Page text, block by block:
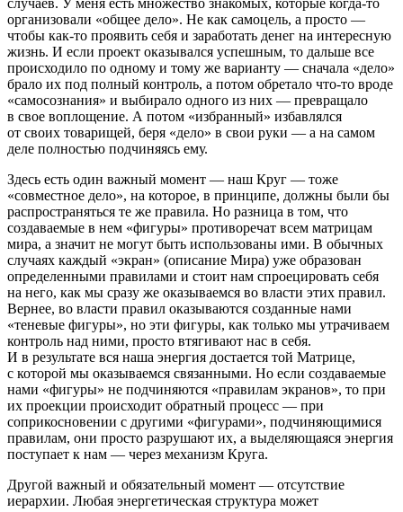
случаев. У меня есть множество знакомых, которые когда-то
организовали «общее дело». Не как самоцель, а просто —
чтобы как-то проявить себя и заработать денег на интересную
жизнь. И если проект оказывался успешным, то дальше все
происходило по одному и тому же варианту — сначала «дело»
брало их под полный контроль, а потом обретало что-то вроде
«самосознания» и выбирало одного из них — превращало
в свое воплощение. А потом «избранный» избавлялся
от своих товарищей, беря «дело» в свои руки — а на самом
деле полностью подчиняясь ему.
Здесь есть один важный момент — наш Круг — тоже
«совместное дело», на которое, в принципе, должны были бы
распространяться те же правила. Но разница в том, что
создаваемые в нем «фигуры» противоречат всем матрицам
мира, а значит не могут быть использованы ими. В обычных
случаях каждый «экран» (описание Мира) уже образован
определенными правилами и стоит нам спроецировать себя
на него, как мы сразу же оказываемся во власти этих правил.
Вернее, во власти правил оказываются созданные нами
«теневые фигуры», но эти фигуры, как только мы утрачиваем
контроль над ними, просто втягивают нас в себя.
И в результате вся наша энергия достается той Матрице,
с которой мы оказываемся связанными. Но если создаваемые
нами «фигуры» не подчиняются «правилам экранов», то при
их проекции происходит обратный процесс — при
соприкосновении с другими «фигурами», подчиняющимися
правилам, они просто разрушают их, а выделяющаяся энергия
поступает к нам — через механизм Круга.
Другой важный и обязательный момент — отсутствие
иерархии. Любая энергетическая структура может